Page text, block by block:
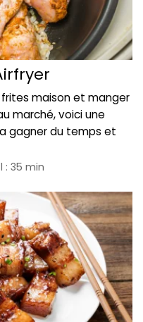
maison et manger
marché, voici une
gagner du temps et
: 35 min